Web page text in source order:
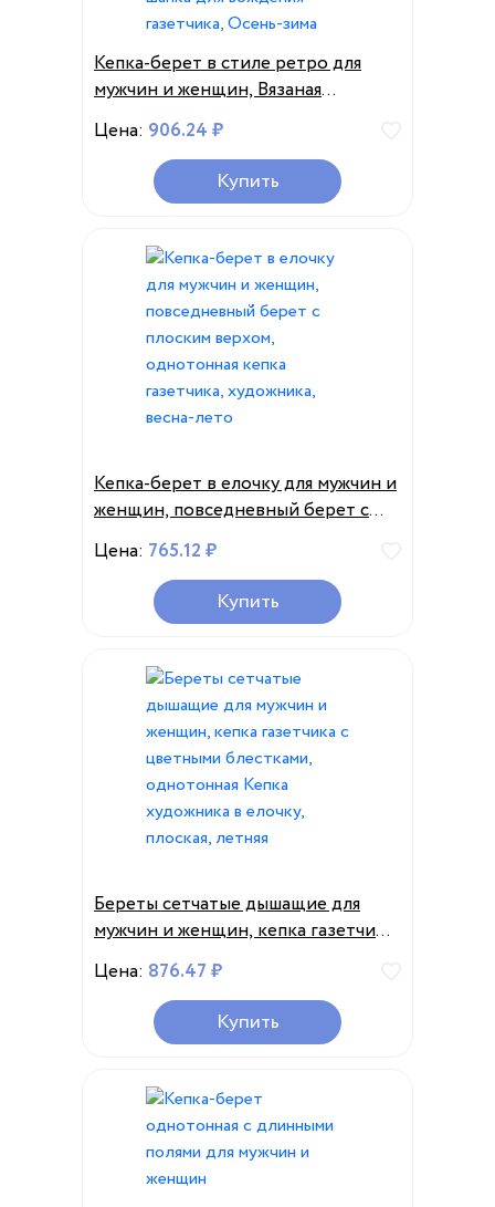
Кепка-берет в стиле ретро для
мужчин и женщин, Вязаная
Шерстяная Шапка-бейсболка,
плоская плющ, теплая однотонная
шапка для вождения газетчика,
Осень-зима
Цена: 906.24 ₽
Купить
Кепка-берет в елочку для мужчин и
женщин, повседневный берет с
плоским верхом, однотонная
кепка газетчика, художника, весна-
Цена: 765.12 ₽
Купить
Береты сетчатые дышащие для
мужчин и женщин, кепка газетчика
с цветными блестками,
однотонная Кепка художника в
елочку, плоская, летняя
Цена: 876.47 ₽
Купить